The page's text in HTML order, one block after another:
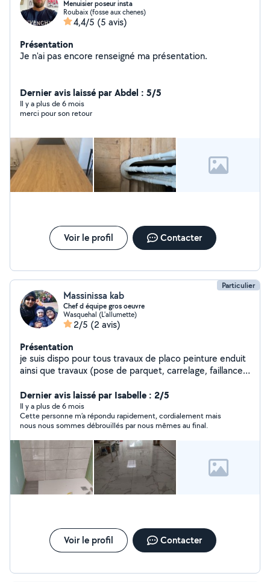
Menuisier poseur insta
Roubaix (fosse aux chenes)
4,4/5 (5 avis)
Présentation
Je n'ai pas encore renseigné ma présentation.
Dernier avis laissé par Abdel : 5/5
Il y a plus de 6 mois
merci pour son retour
Voir le profil Contacter
Particulier
Massinissa kab
Chef d équipe gros oeuvre
Wasquehal (L'allumette)
2/5 (2 avis)
Présentation
je suis dispo pour tous travaux de placo peinture enduit
ainsi que travaux (pose de parquet, carrelage, faillance
groupes de voisins a faire les travaux.et autres travaux
de second œuvre.
Dernier avis laissé par Isabelle : 2/5
Il y a plus de 6 mois
Cette personne m’a répondu rapidement, cordialement mais
nous nous sommes débrouillés par nous mêmes au final.
Voir le profil Contacter